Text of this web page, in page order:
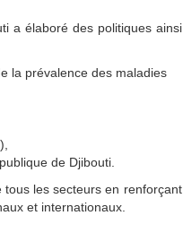
a élaboré des politiques ainsi
la prévalence des maladies
de Djibouti.
les secteurs en renforçant
et internationaux.